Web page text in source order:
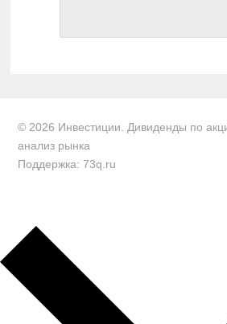
© 2026 Инвестиции. Дивиденды по
анализ рынка
Поддержка: 73q.ru